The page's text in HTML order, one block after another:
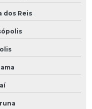
dos Reis